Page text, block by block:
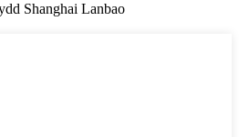
Shanghai Lanbao